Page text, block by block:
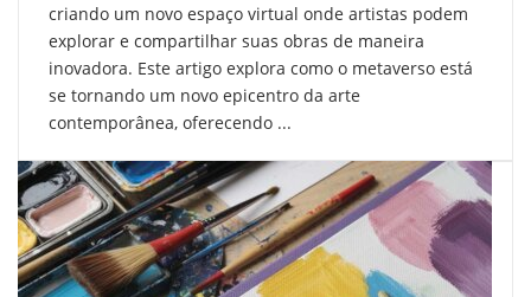
criando um novo espaço virtual onde artistas podem
explorar e compartilhar suas obras de maneira
inovadora. Este artigo explora como o metaverso está
se tornando um novo epicentro da arte
contemporânea, oferecendo ...